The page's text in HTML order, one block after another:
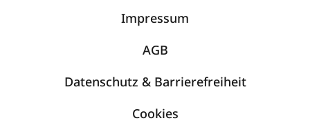
Impressum
AGB
Datenschutz & Barrierefreiheit
Cookies